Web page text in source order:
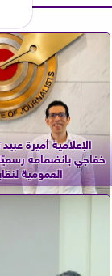
الإعلامية أميرة
خفاجي بانضمامه
العمومية